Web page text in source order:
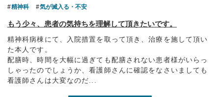
精神科 気が滅入る・不安
もう少々、患者の気持ちを理解して頂きたいです。
精神科病棟にて、入院措置を取って頂き、治療を施して頂い
た本人です。
配膳時、時間を大幅に過ぎても配膳されない患者様がいらっ
しゃったのでしょうか、看護師さんに確認をなさいましても
看護師さんは大変なのだ...